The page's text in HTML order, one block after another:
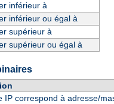
inférieur à
inférieur ou égal à
supérieur à
supérieur ou égal à
IP correspond à adresse/